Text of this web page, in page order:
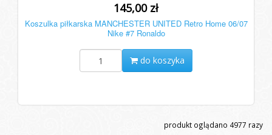
145,00 zł
Koszulka piłkarska MANCHESTER UNITED Retro Home 06/07
Nike #7 Ronaldo
do koszyka
produkt oglądano 4977 razy